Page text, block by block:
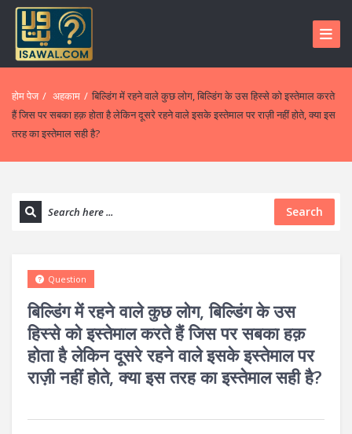
होम पेज / अहकाम / बिल्डिंग में रहने वाले कुछ लोग, बिल्डिंग के उस हिस्से को इस्तेमाल करते
हैं जिस पर सबका हक़ होता है लेकिन दूसरे रहने वाले इसके इस्तेमाल पर राज़ी नहीं होते, क्या इस
तरह का इस्तेमाल सही है?
Search
बिल्डिंग में रहने वाले कुछ लोग, बिल्डिंग के उस
हिस्से को इस्तेमाल करते हैं जिस पर सबका हक़
होता है लेकिन दूसरे रहने वाले इसके इस्तेमाल पर
राज़ी नहीं होते, क्या इस तरह का इस्तेमाल सही है?
Question